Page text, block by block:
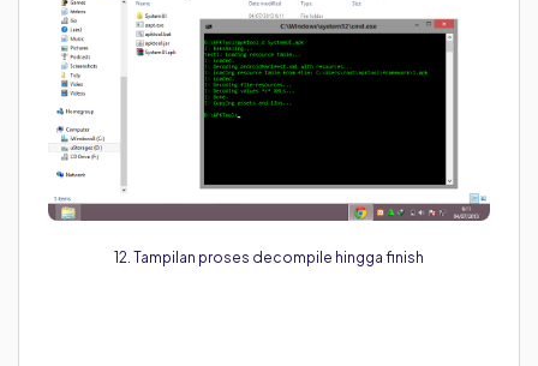
12. Tampilan proses decompile hingga finish